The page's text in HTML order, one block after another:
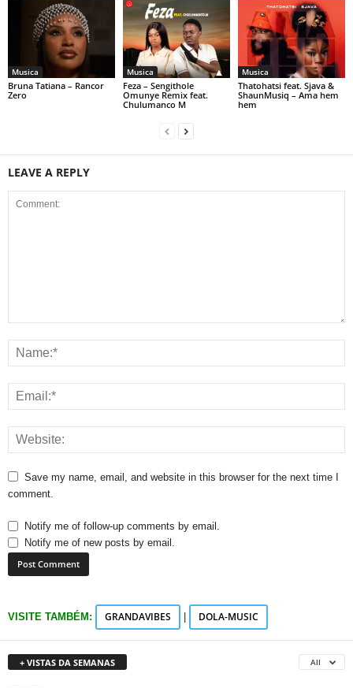
Musica
Bruna Tatiana – Rancor
Zero
Musica
Feza – Sengithole
Omunye Remix feat.
Chulumanco M
Musica
Thatohatsi feat. Sjava &
ShaunMusiq – Ama hem
hem
LEAVE A REPLY
Save my name, email, and website in this browser for the next time I
comment.
Notify me of follow-up comments by email.
Notify me of new posts by email.
VISITE TAMBÉM: GRANDAVIBES DOLA-MUSIC
+ VISTAS DA SEMANAS All